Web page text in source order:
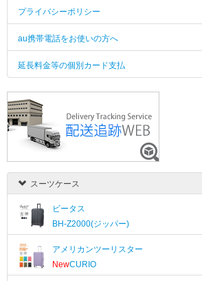
プライバシーポリシー
au携帯電話をお使いの方へ
延長料金等の個別カード支払
スーツケース
ビータス
BH-Z2000(ジッパー)
アメリカンツーリスター
NewCURIO